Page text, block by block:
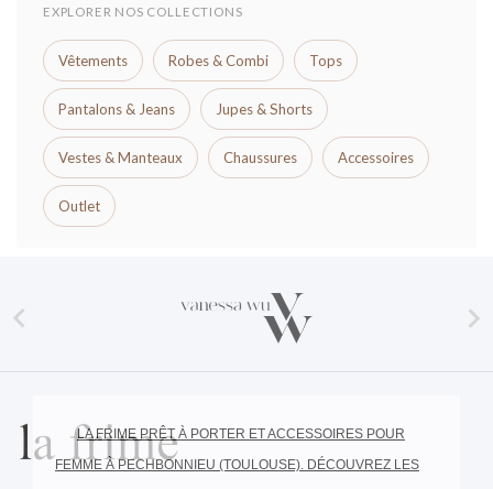
LA FRIME PRÊT À PORTER ET ACCESSOIRES POUR
FEMME À PECHBONNIEU (TOULOUSE). DÉCOUVREZ LES
EXPLORER NOS COLLECTIONS
Vêtements Robes & Combi Tops
Pantalons & Jeans Jupes & Shorts
Vestes & Manteaux Chaussures Accessoires
Outlet
 